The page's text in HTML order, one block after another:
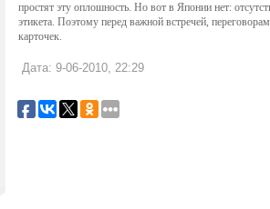
простят эту оплошность. Но вот в Японии нет:
этикета. Поэтому перед важной встречей,
карточек.
Дата: 9-06-2010, 22:29